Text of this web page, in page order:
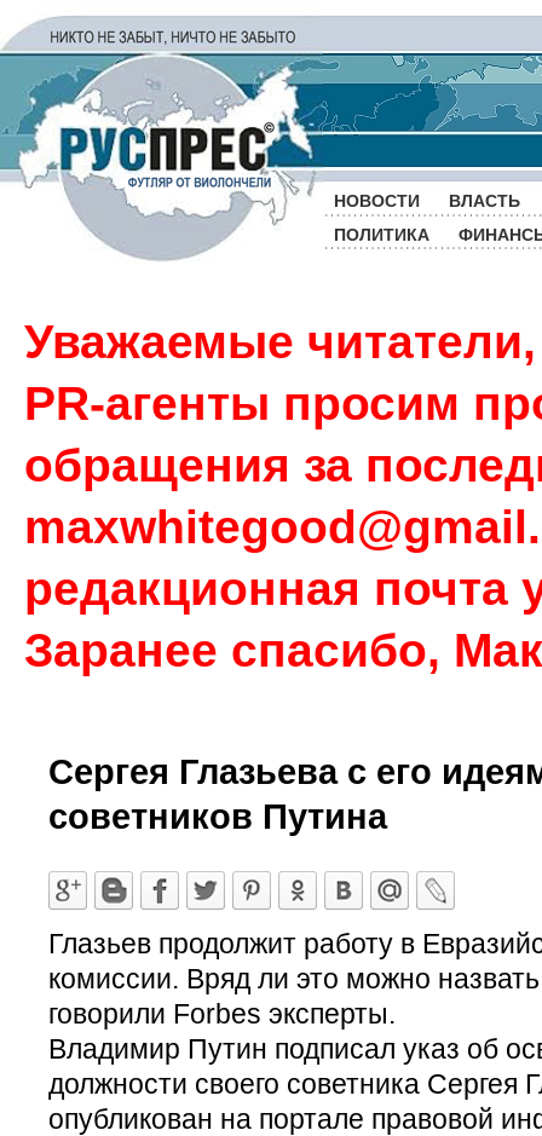
НОВОСТИ
ВЛАСТЬ
ПОЛИТИКА
Уважаемые
PR-агенты просим
обращения за
редакционная почта
Заранее спасибо,
Сергея Глазьева с его
советников Путина
Глазьев продолжит работу в
комиссии. Вряд ли это можно
говорили Forbes эксперты.
Владимир Путин подписал указ об
должности своего советника Сергея
опубликован на портале правовой